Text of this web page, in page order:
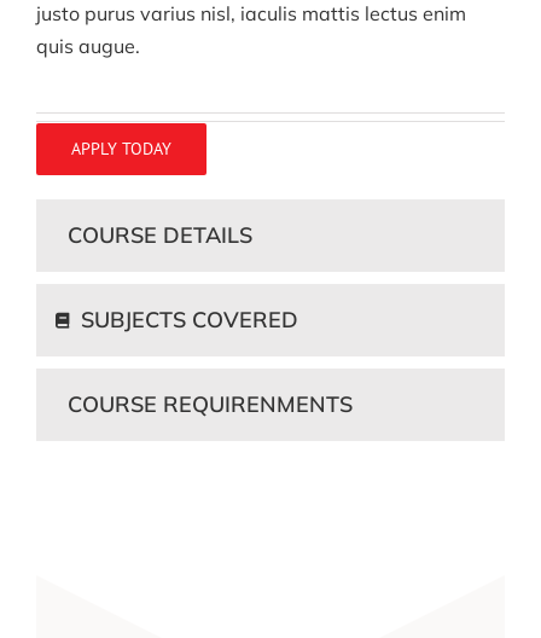
justo purus varius nisl, iaculis mattis lectus enim
quis augue.
APPLY TODAY
COURSE DETAILS
SUBJECTS COVERED
COURSE REQUIRENMENTS